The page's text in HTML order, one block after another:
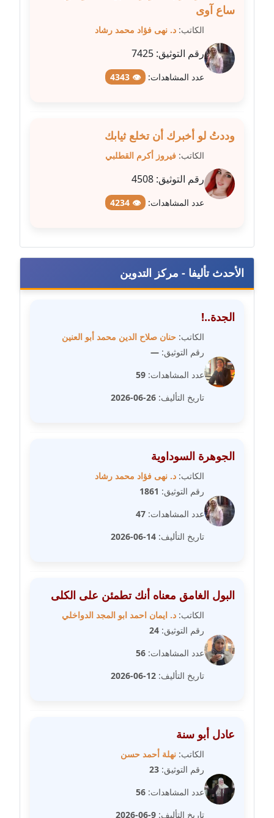
مدونة غادة زهران
عاملة
عاملة
عاملة
مدونة فاطمة البسريني
مدونة فاطمة الزهراء بناني
مدونة فاطمة حجازي
عاملة
مدونة فيرا زولوتاريفا
مدونة فيروز القطلبي
عاملة
عاملة
مدونة كيندا فائز
عاملة
مدونة ليلى سرحان
عاملة
مدونة مبارك عابد
عاملة
مدونة محاسن علي
عاملة
مدونة محمد التجاني
عاملة
مدونة محمد الشافعي
ساع آوى
الكاتب: د. نهى فؤاد محمد رشاد
رقم التوثيق: 7425
عدد المشاهدات: 👁 4343
وددتُ لو أخبرك أن تخلع ثيابك
الكاتب: فيروز أكرم القطلبي
رقم التوثيق: 4508
عدد المشاهدات: 👁 4234
الأحدث تأليفا - مركز التدوين
الجدة..!
الكاتب: حنان صلاح الدين محمد أبو العنين
رقم التوثيق: —
عدد المشاهدات: 59
تاريخ التأليف: 26-06-2026
الجوهرة السوداوية
الكاتب: د. نهى فؤاد محمد رشاد
رقم التوثيق: 1861
عدد المشاهدات: 47
تاريخ التأليف: 14-06-2026
البول الغامق معناه أنك تطمئن على الكلى
الكاتب: د. ايمان احمد ابو المجد الدواخلي
رقم التوثيق: 24
عدد المشاهدات: 56
تاريخ التأليف: 12-06-2026
عادل أبو سنة
الكاتب: نهلة أحمد حسن
رقم التوثيق: 23
عدد المشاهدات: 56
تاريخ التأليف: 9-06-2026